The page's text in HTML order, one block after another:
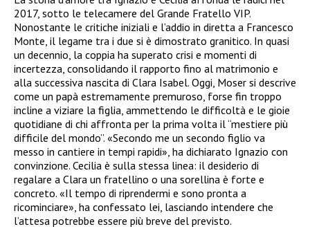
2017, sotto le telecamere del Grande Fratello VIP.
Nonostante le critiche iniziali e l’addio in diretta a Francesco
Monte, il legame tra i due si è dimostrato granitico. In quasi
un decennio, la coppia ha superato crisi e momenti di
incertezza, consolidando il rapporto fino al matrimonio e
alla successiva nascita di Clara Isabel. Oggi, Moser si descrive
come un papà estremamente premuroso, forse fin troppo
incline a viziare la figlia, ammettendo le difficoltà e le gioie
quotidiane di chi affronta per la prima volta il “mestiere più
difficile del mondo”. «Secondo me un secondo figlio va
messo in cantiere in tempi rapidi», ha dichiarato Ignazio con
convinzione. Cecilia è sulla stessa linea: il desiderio di
regalare a Clara un fratellino o una sorellina è forte e
concreto. «Il tempo di riprendermi e sono pronta a
ricominciare», ha confessato lei, lasciando intendere che
l’attesa potrebbe essere più breve del previsto.